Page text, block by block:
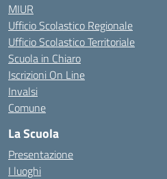
MIUR
Ufficio Scolastico Regionale
Ufficio Scolastico Territoriale
Scuola in Chiaro
Iscrizioni On Line
Invalsi
Comune
La Scuola
Presentazione
I luoghi